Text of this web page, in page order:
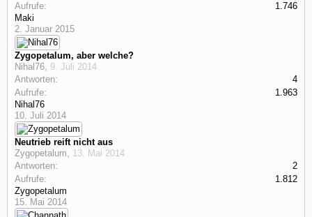
Aufrufe:
1.746
Maki
2. Januar 2015
Zygopetalum, aber welche?
Nihal76, 9. Juli 2014
Antworten:
4
Aufrufe:
1.963
Nihal76
10. Juli 2014
Neutrieb reift nicht aus
Zygopetalum, 13. Mai 2014
Antworten:
2
Aufrufe:
1.812
Zygopetalum
15. Mai 2014